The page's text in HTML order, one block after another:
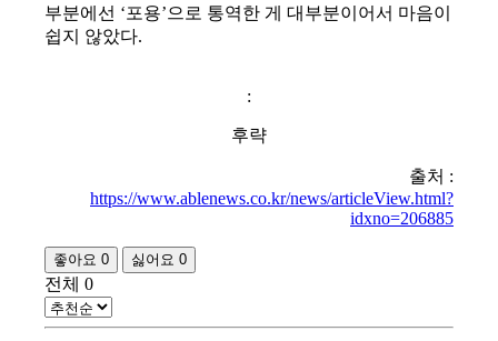
부분에선 ‘포용’으로 통역한 게 대부분이어서 마음이
쉽지 않았다.
:
후략
출처 :
https://www.ablenews.co.kr/news/articleView.html?
idxno=206885
좋아요 0 싫어요 0
전체 0